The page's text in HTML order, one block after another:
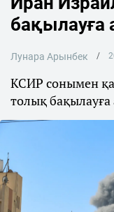
бақылауға
Лунара Арынбек
КСИР сонымен
толық бақылауға